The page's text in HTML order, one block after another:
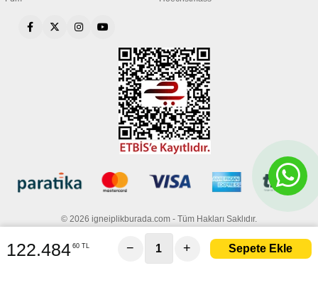
© 2026 igneiplikburada.com - Tüm Hakları Saklıdır.
122.484 60 TL − +